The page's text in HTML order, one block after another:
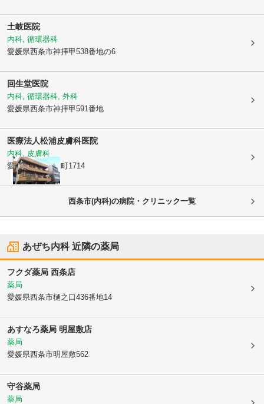
土岐医院
内科, 循環器科
愛媛県西条市神拝甲538番地の6
回生堂医院
内科, 循環器科, 外科
愛媛県西条市神拝甲591番地
医療法人松浦皮膚科医院
内科, 皮膚科
愛媛県西条市大町1714
西条市(内科)の病院・クリニック一覧
あぜち内科近隣の薬局
フクダ薬局 西条店
薬局
愛媛県西条市樋之口436番地14
あすなろ薬局 明屋敷店
薬局
愛媛県西条市明屋敷562
守谷薬局
薬局